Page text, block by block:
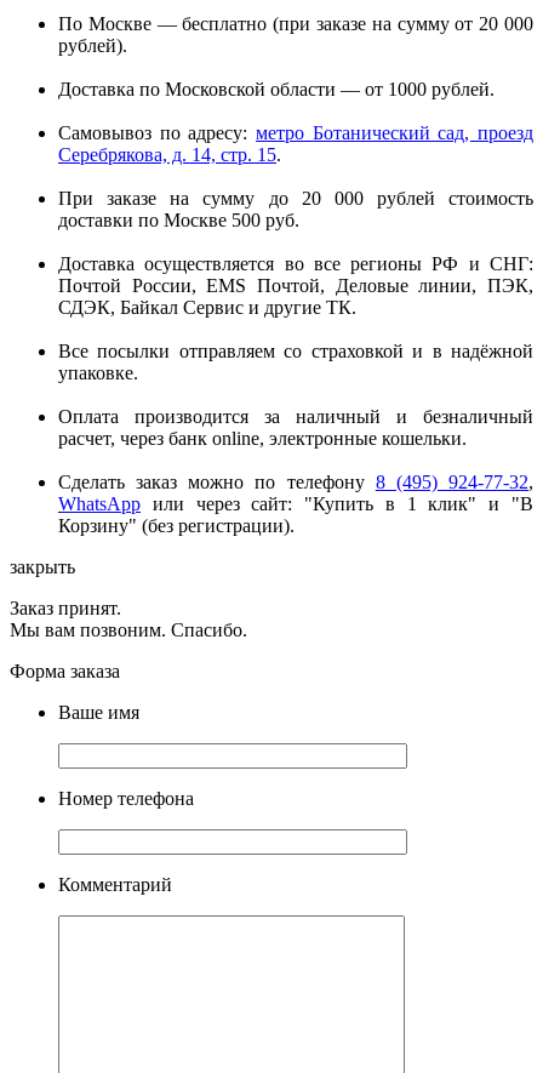
По Москве — бесплатно (при заказе на сумму от 20 000
рублей).
Доставка по Московской области — от 1000 рублей.
Самовывоз по адресу: метро Ботанический сад, проезд
Серебрякова, д. 14, стр. 15.
При заказе на сумму до 20 000 рублей стоимость
доставки по Москве 500 руб.
Доставка осуществляется во все регионы РФ и СНГ:
Почтой России, EMS Почтой, Деловые линии, ПЭК,
СДЭК, Байкал Сервис и другие ТК.
Все посылки отправляем со страховкой и в надёжной
упаковке.
Оплата производится за наличный и безналичный
расчет, через банк online, электронные кошельки.
Сделать заказ можно по телефону 8 (495) 924-77-32,
WhatsApp или через сайт: "Купить в 1 клик" и "В
Корзину" (без регистрации).
закрыть
Заказ принят.
Мы вам позвоним. Спасибо.
Форма заказа
Ваше имя
Номер телефона
Комментарий